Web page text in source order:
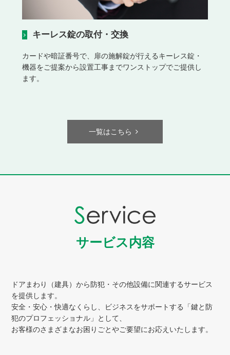
キーレス錠の取付・交換
カードや暗証番号で、扉の施解錠が行えるキーレス錠・
機器をご提案から設置工事までワンストップでご提供し
ます。
一覧はこちら
サービス内容
ドアまわり（建具）から防犯・その他設備に関連するサービス
を提供します。
安全・安心・快適なくらし、ビジネスをサポートする「鍵と防
犯のプロフェッショナル」として、
お客様のさまざまなお困りごとやご要望にお応えいたします。